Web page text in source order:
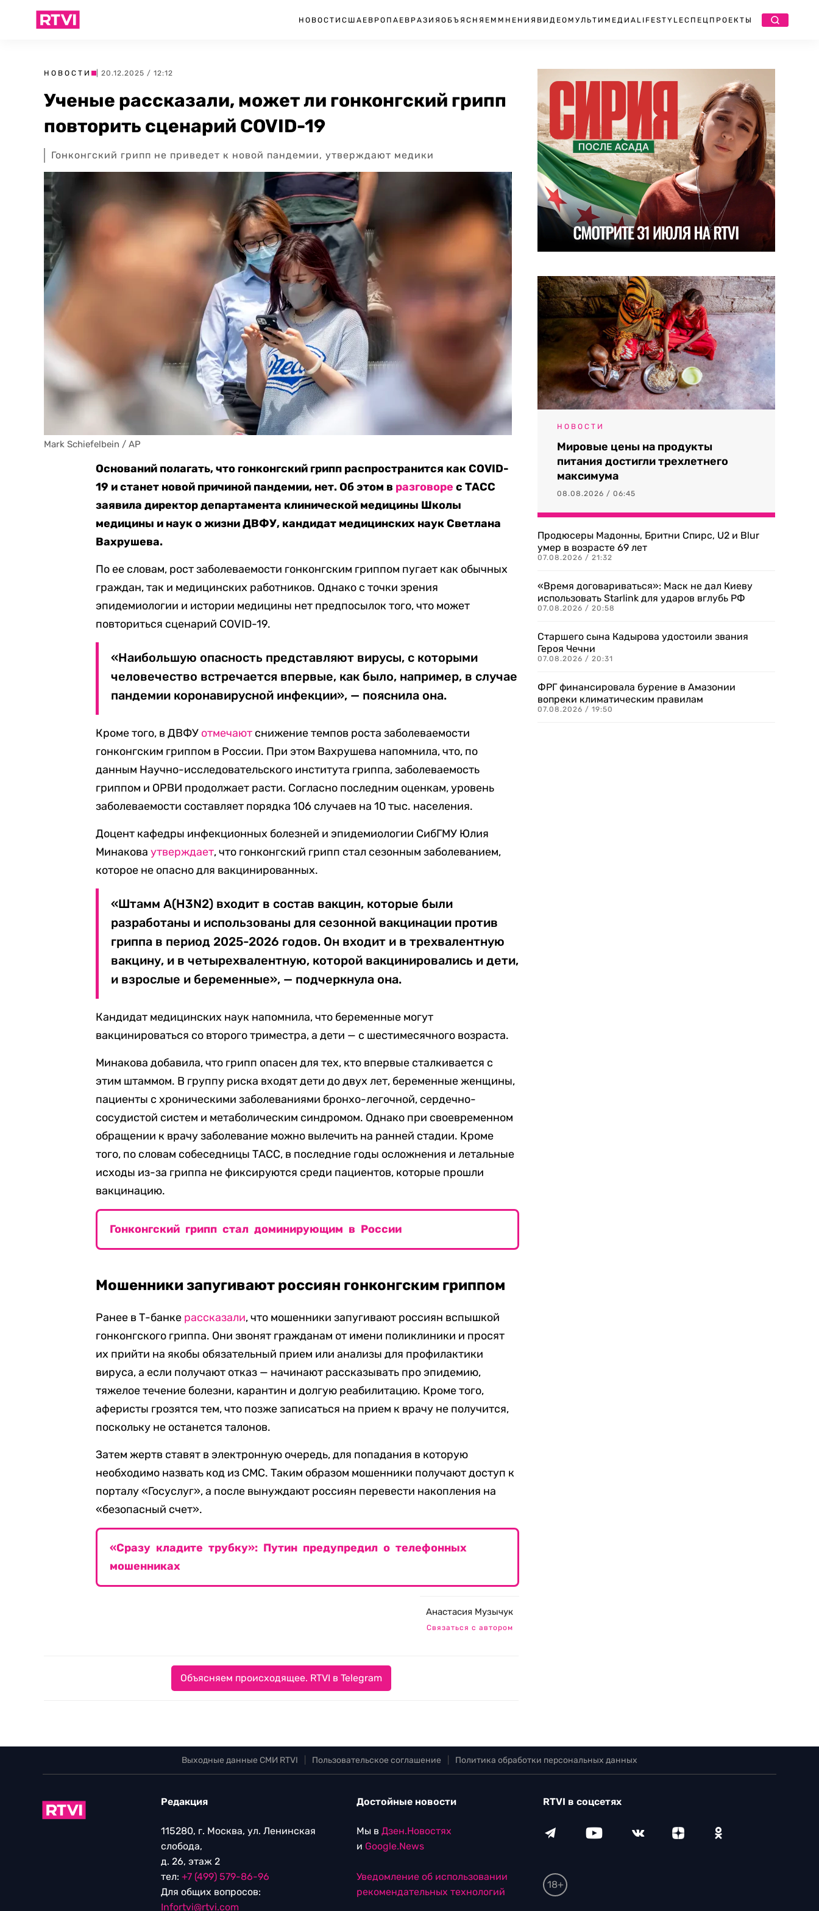
НОВОСТИ США ЕВРОПА ЕВРАЗИЯ ОБЪЯСНЯЕМ МНЕНИЯ ВИДЕО МУЛЬТИМЕДИА LIFESTYLEСПЕЦПРОЕКТЫ
НОВОСТИ | 20.12.2025 / 12:12
Ученые рассказали, может ли гонконгский грипп
повторить сценарий COVID-19
Гонконгский грипп не приведет к новой пандемии, утверждают медики
Mark Schiefelbein / AP
Оснований полагать, что гонконгский грипп распространится как COVID-
19 и станет новой причиной пандемии, нет. Об этом в разговоре с ТАСС
заявила директор департамента клинической медицины Школы
медицины и наук о жизни ДВФУ, кандидат медицинских наук Светлана
Вахрушева.
По ее словам, рост заболеваемости гонконгским гриппом пугает как обычных
граждан, так и медицинских работников. Однако с точки зрения
эпидемиологии и истории медицины нет предпосылок того, что может
повториться сценарий COVID-19.
«Наибольшую опасность представляют вирусы, с которыми
человечество встречается впервые, как было, например, в случае
пандемии коронавирусной инфекции», — пояснила она.
Кроме того, в ДВФУ отмечают снижение темпов роста заболеваемости
гонконгским гриппом в России. При этом Вахрушева напомнила, что, по
данным Научно-исследовательского института гриппа, заболеваемость
гриппом и ОРВИ продолжает расти. Согласно последним оценкам, уровень
заболеваемости составляет порядка 106 случаев на 10 тыс. населения.
Доцент кафедры инфекционных болезней и эпидемиологии СибГМУ Юлия
Минаковаутверждает, что гонконгский грипп стал сезонным заболеванием,
которое не опасно для вакцинированных.
«Штамм A(H3N2) входит в состав вакцин, которые были
разработаны и использованы для сезонной вакцинации против
гриппа в период 2025-2026 годов. Он входит и в трехвалентную
вакцину, и в четырехвалентную, которой вакцинировались и дети,
и взрослые и беременные», — подчеркнула она.
Кандидат медицинских наук напомнила, что беременные могут
вакцинироваться со второго триместра, а дети — с шестимесячного возраста.
Минакова добавила, что грипп опасен для тех, кто впервые сталкивается с
этим штаммом. В группу риска входят дети до двух лет, беременные женщины,
пациенты с хроническими заболеваниями бронхо-легочной, сердечно-
сосудистой систем и метаболическим синдромом. Однако при своевременном
обращении к врачу заболевание можно вылечить на ранней стадии. Кроме
того, по словам собеседницы ТАСС, в последние годы осложнения и летальные
исходы из-за гриппа не фиксируются среди пациентов, которые прошли
вакцинацию.
Гонконгский грипп стал доминирующим в России
Мошенники запугивают россиян гонконгским гриппом
Ранее в Т-банке рассказали, что мошенники запугивают россиян вспышкой
гонконгского гриппа. Они звонят гражданам от имени поликлиники и просят
их прийти на якобы обязательный прием или анализы для профилактики
вируса, а если получают отказ — начинают рассказывать про эпидемию,
тяжелое течение болезни, карантин и долгую реабилитацию. Кроме того,
аферисты грозятся тем, что позже записаться на прием к врачу не получится,
поскольку не останется талонов.
Затем жертв ставят в электронную очередь, для попадания в которую
необходимо назвать код из СМС. Таким образом мошенники получают доступ к
порталу «Госуслуг», а после вынуждают россиян перевести накопления на
«безопасный счет».
«Сразу кладите трубку»: Путин предупредил о телефонных
мошенниках
Анастасия Музычук
Связаться с автором
Объясняем происходящее. RTVI в Telegram
НОВОСТИ
Мировые цены на продукты
питания достигли трехлетнего
максимума
08.08.2026 / 06:45
Продюсеры Мадонны, Бритни Спирс, U2 и Blur
умер в возрасте 69 лет
07.08.2026 / 21:32
«Время договариваться»: Маск не дал Киеву
использовать Starlink для ударов вглубь РФ
07.08.2026 / 20:58
Старшего сына Кадырова удостоили звания
Героя Чечни
07.08.2026 / 20:31
ФРГ финансировала бурение в Амазонии
вопреки климатическим правилам
07.08.2026 / 19:50
Выходные данные СМИ RTVI Пользовательское соглашение Политика обработки персональных данных
Редакция
115280, г. Москва, ул. Ленинская
слобода,
д. 26, этаж 2
тел: +7 (499) 579-86-96
Для общих вопросов:
Infortvi@rtvi.com
Достойные новости
Мы в Дзен.Новостях
и Google.News
Уведомление об использовании
рекомендательных технологий
RTVI в соцсетях
18+